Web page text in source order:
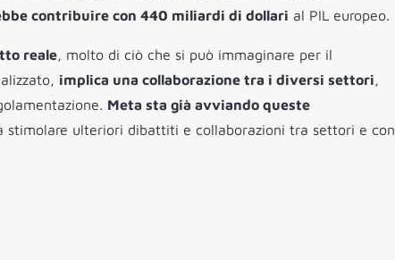
contribuire con 440 miliardi di dollari al PIL europeo.
reale, molto di ciò che si può immaginare per il
implica una collaborazione tra i diversi settori,
Meta sta già avviando queste
stimolare ulteriori dibattiti e collaborazioni tra settori e con